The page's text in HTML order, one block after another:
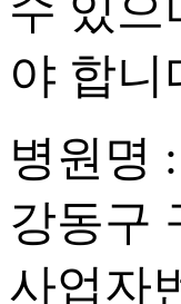
수 있으
야 합니
병원명
강동구
사업자